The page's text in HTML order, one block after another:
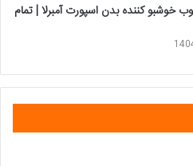
خوشبو کننده بدن اسپورت آمبرلا | تمام